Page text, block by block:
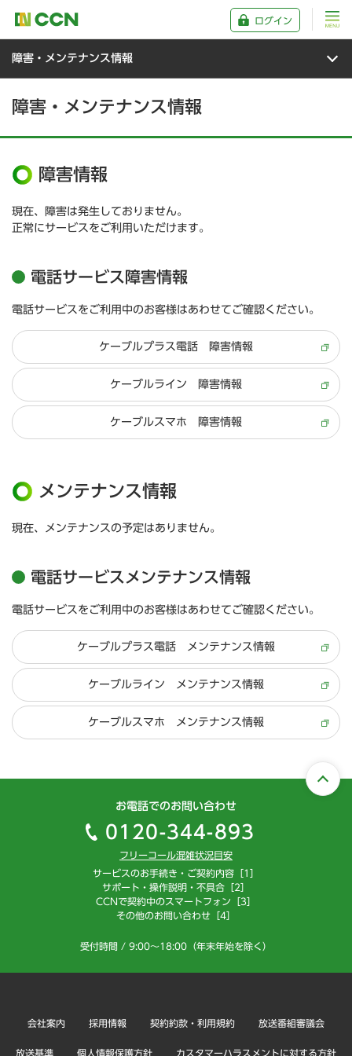
ログイン
障害・メンテナンス情報
障害・メンテナンス情報
障害情報
現在、障害は発生しておりません。
正常にサービスをご利用いただけます。
電話サービス障害情報
電話サービスをご利用中のお客様はあわせてご確認ください。
ケーブルプラス電話 障害情報
ケーブルライン 障害情報
ケーブルスマホ 障害情報
メンテナンス情報
現在、メンテナンスの予定はありません。
電話サービスメンテナンス情報
電話サービスをご利用中のお客様はあわせてご確認ください。
ケーブルプラス電話 メンテナンス情報
ケーブルライン メンテナンス情報
ケーブルスマホ メンテナンス情報
お電話でのお問い合わせ
0120-344-893
フリーコール混雑状況目安
サービスのお手続き・ご契約内容［1］
サポート・操作説明・不具合［2］
CCNで契約中のスマートフォン［3］
その他のお問い合わせ［4］
受付時間 / 9:00～18:00（年末年始を除く）
会社案内 採用情報 契約約款・利用規約 放送番組審議会
放送基準 個人情報保護方針 カスタマーハラスメントに対する方針